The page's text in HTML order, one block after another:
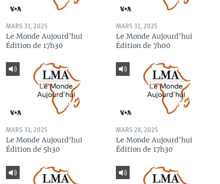
MARS 31, 2025
Le Monde Aujourd'hui
Édition de 17h30
MARS 31, 2025
Le Monde Aujourd'hui
Édition de 7h00
MARS 31, 2025
Le Monde Aujourd'hui
Édition de 5h30
MARS 28, 2025
Le Monde Aujourd'hui
Édition de 17h30